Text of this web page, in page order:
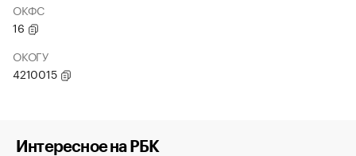
ОКФС
16
ОКОГУ
4210015
Интересное на РБК